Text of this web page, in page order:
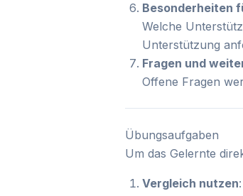
Besonderheiten
Welche
Unterstützung
Fragen und
Offene Fragen
Übungsaufgaben
Um das Gelernte
Vergleich nutzen